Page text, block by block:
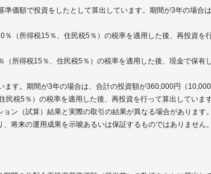
価額で投資をしたとして算出しています。期間が3年の場合
（所得税15％、住民税5％）の税率を適用した後、再投資を
所得税15％、住民税5％）の税率を適用した後、現金で保有
す。期間が3年の場合は、合計の投資額が360,000円（10,000
税5％）の税率を適用した後、再投資を行って算出していま
ン（試算）結果と実際の取引の結果が異なる場合があります。
将来の運用成果を示唆あるいは保証するものではありません。